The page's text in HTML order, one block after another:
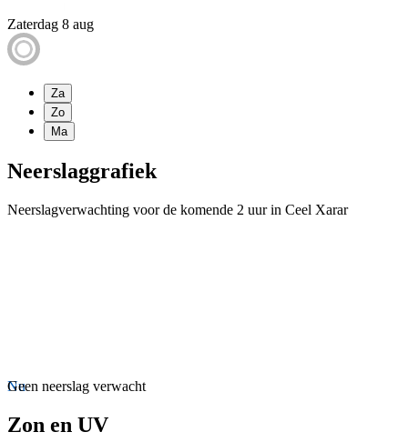
Zaterdag 8 aug
Za
Zo
Ma
Neerslaggrafiek
Neerslagverwachting voor de komende 2 uur in Ceel Xarar
Nu
Geen neerslag verwacht
Zon en UV